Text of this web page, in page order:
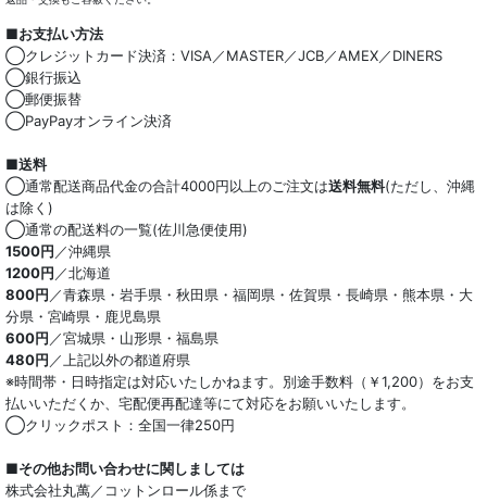
■お支払い方法
◯クレジットカード決済：VISA／MASTER／JCB／AMEX／DINERS
◯銀行振込
◯郵便振替
◯PayPayオンライン決済
■送料
◯通常配送商品代金の合計4000円以上のご注文は送料無料(ただし、沖縄
は除く)
◯通常の配送料の一覧(佐川急便使用)
1500円／沖縄県
1200円／北海道
800円／青森県・岩手県・秋田県・福岡県・佐賀県・長崎県・熊本県・大
分県・宮崎県・鹿児島県
600円／宮城県・山形県・福島県
480円／上記以外の都道府県
※時間帯・日時指定は対応いたしかねます。別途手数料（￥1,200）をお支
払いいただくか、宅配便再配達等にて対応をお願いいたします。
◯クリックポスト：全国一律250円
■その他お問い合わせに関しましては
株式会社丸萬／コットンロール係まで